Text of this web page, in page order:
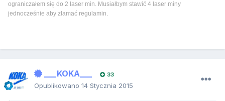
ograniczałem się do 2 laser min. Musiałbym stawić 4 laser miny
jednocześnie aby złamać regulamin.
___KOKA___ 33
Opublikowano 14 Stycznia 2015